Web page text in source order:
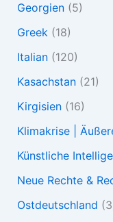
Georgien(5)
Greek(18)
Italian(120)
Kasachstan(21)
Kirgisien(16)
Klimakrise |
Künstliche
Neue Rechte &
Ostdeutschland